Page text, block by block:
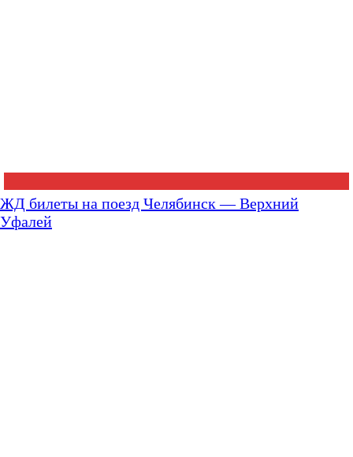
ЖД билеты на поезд Челябинск — Верхний
Уфалей